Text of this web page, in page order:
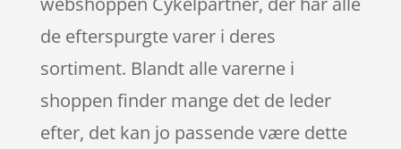
de efterspurgte varer i deres
sortiment. Blandt alle varerne i
shoppen finder mange det de leder
efter, det kan jo passende være dette